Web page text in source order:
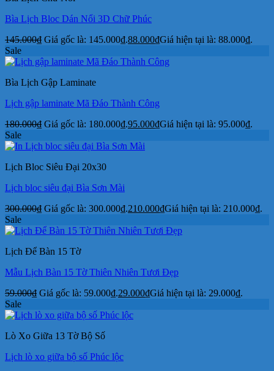
Bìa Lịch Bloc Dán Nổi 3D Chữ Phúc
145.000₫ Giá gốc là: 145.000₫.88.000₫Giá hiện tại là: 88.000₫.
Sale
Bìa Lịch Gập Laminate
Lịch gập laminate Mã Đáo Thành Công
180.000₫ Giá gốc là: 180.000₫.95.000₫Giá hiện tại là: 95.000₫.
Sale
Lịch Bloc Siêu Đại 20x30
Lịch bloc siêu đại Bìa Sơn Mài
300.000₫ Giá gốc là: 300.000₫.210.000₫Giá hiện tại là: 210.000₫.
Sale
Lịch Để Bàn 15 Tờ
Mẫu Lịch Bàn 15 Tờ Thiên Nhiên Tươi Đẹp
59.000₫ Giá gốc là: 59.000₫.29.000₫Giá hiện tại là: 29.000₫.
Sale
Lò Xo Giữa 13 Tờ Bộ Số
Lịch lò xo giữa bộ số Phúc lộc